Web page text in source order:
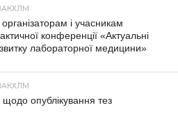
і учасникам
конференції «Актуальні
лабораторної медицини»
щодо опублікування тез